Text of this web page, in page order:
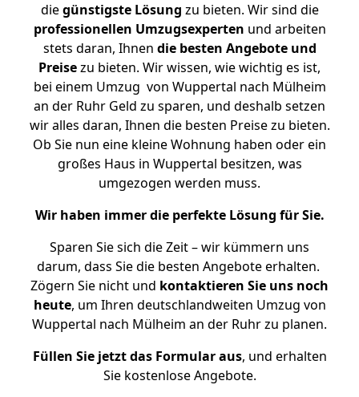
diegünstigste Lösung zu bieten. Wir sind die
professionellen Umzugsexperten und arbeiten
stets daran, Ihnen die besten Angebote und
Preisezu bieten. Wir wissen, wie wichtig es ist,
bei einem Umzug von Wuppertal nach Mülheim
an der Ruhr Geld zu sparen, und deshalb setzen
wir alles daran, Ihnen die besten Preise zu bieten.
Ob Sie nun eine kleine Wohnung haben oder ein
großes Haus in Wuppertal besitzen, was
umgezogen werden muss.
Wir haben immer die perfekte Lösung für Sie.
Sparen Sie sich die Zeit – wir kümmern uns
darum, dass Sie die besten Angebote erhalten.
Zögern Sie nicht und kontaktieren Sie uns noch
heute, um Ihren deutschlandweiten Umzug von
Wuppertal nach Mülheim an der Ruhr zu planen.
Füllen Sie jetzt das Formular aus, und erhalten
Sie kostenlose Angebote.